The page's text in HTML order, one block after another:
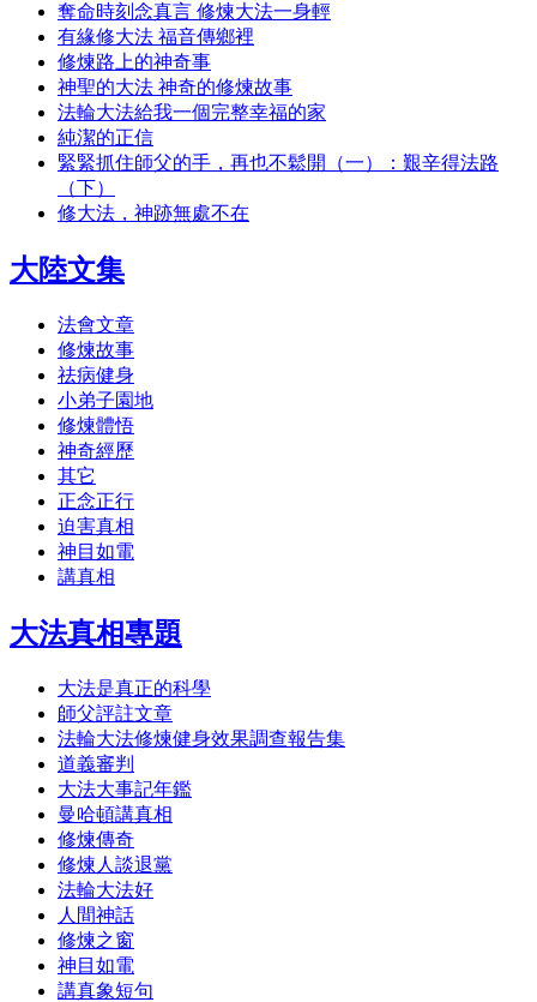
奪命時刻念真言 修煉大法一身輕
有緣修大法 福音傳鄉裡
修煉路上的神奇事
神聖的大法 神奇的修煉故事
法輪大法給我一個完整幸福的家
純潔的正信
緊緊抓住師父的手，再也不鬆開（一）：艱辛得法路
（下）
修大法，神跡無處不在
大陸文集
法會文章
修煉故事
祛病健身
小弟子園地
修煉體悟
神奇經歷
其它
正念正行
迫害真相
神目如電
講真相
大法真相專題
大法是真正的科學
師父評註文章
法輪大法修煉健身效果調查報告集
道義審判
大法大事記年鑑
曼哈頓講真相
修煉傳奇
修煉人談退黨
法輪大法好
人間神話
修煉之窗
神目如電
講真象短句